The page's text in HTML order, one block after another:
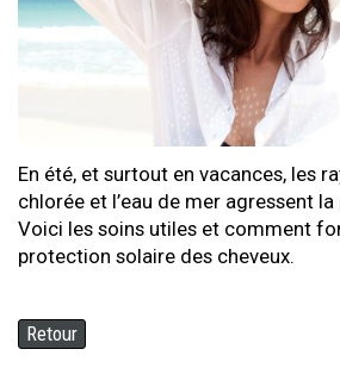
En été, et surtout en vacances, les
chlorée et l’eau de mer agressent
Voici les soins utiles et comment
protection solaire des cheveux.
Retour